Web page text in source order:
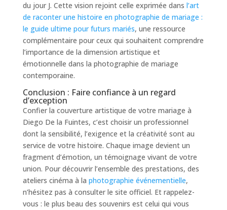
du jour J. Cette vision rejoint celle exprimée dans l’art
de raconter une histoire en photographie de mariage :
le guide ultime pour futurs mariés, une ressource
complémentaire pour ceux qui souhaitent comprendre
l’importance de la dimension artistique et
émotionnelle dans la photographie de mariage
contemporaine.
Conclusion : Faire confiance à un regard
d’exception
Confier la couverture artistique de votre mariage à
Diego De la Fuintes, c’est choisir un professionnel
dont la sensibilité, l’exigence et la créativité sont au
service de votre histoire. Chaque image devient un
fragment d’émotion, un témoignage vivant de votre
union. Pour découvrir l’ensemble des prestations, des
ateliers cinéma à la photographie événementielle,
n’hésitez pas à consulter le site officiel. Et rappelez-
vous : le plus beau des souvenirs est celui qui vous